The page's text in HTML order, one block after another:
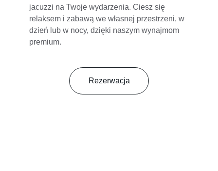
jacuzzi na Twoje wydarzenia. Ciesz się
relaksem i zabawą we własnej przestrzeni, w
dzień lub w nocy, dzięki naszym wynajmom
premium.
Rezerwacja